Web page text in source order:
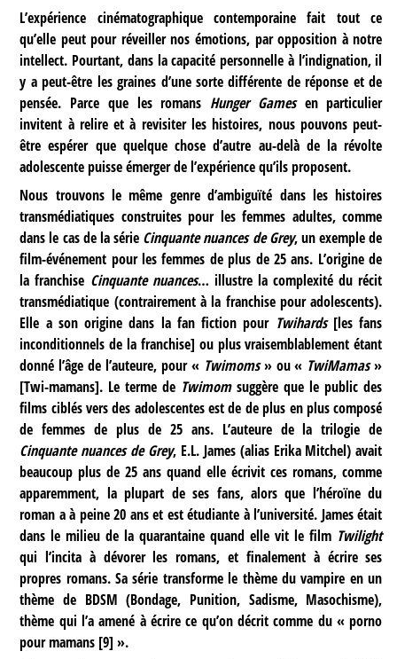
L’expérience cinématographique contemporaine fait tout ce
qu’elle peut pour réveiller nos émotions, par opposition à notre
intellect. Pourtant, dans la capacité personnelle à l’indignation, il
y a peut-être les graines d’une sorte différente de réponse et de
pensée. Parce que les romans Hunger Gamesen particulier
invitent à relire et à revisiter les histoires, nous pouvons peut-
être espérer que quelque chose d’autre au-delà de la révolte
adolescente puisse émerger de l’expérience qu’ils proposent.
Nous trouvons le même genre d’ambiguïté dans les histoires
transmédiatiques construites pour les femmes adultes, comme
dans le cas de la série Cinquante nuances de Grey, un exemple de
film-événement pour les femmes de plus de 25 ans. L’origine de
la franchise Cinquante nuances… illustre la complexité du récit
transmédiatique (contrairement à la franchise pour adolescents).
Elle a son origine dans la fan fiction pour Twihards[les fans
inconditionnels de la franchise] ou plus vraisemblablement étant
donné l’âge de l’auteure, pour « Twimoms» ou « TwiMamas»
[Twi-mamans]. Le terme de Twimomsuggère que le public des
films ciblés vers des adolescentes est de de plus en plus composé
de femmes de plus de 25 ans. L’auteure de la trilogie de
Cinquante nuances de Grey, E.L. James (alias Erika Mitchel) avait
beaucoup plus de 25 ans quand elle écrivit ces romans, comme
apparemment, la plupart de ses fans, alors que l’héroïne du
roman a à peine 20 ans et est étudiante à l’université. James était
dans le milieu de la quarantaine quand elle vit le film Twilight
qui l’incita à dévorer les romans, et finalement à écrire ses
propres romans. Sa série transforme le thème du vampire en un
thème de BDSM (Bondage, Punition, Sadisme, Masochisme),
thème qui l’a amené à écrire ce qu’on décrit comme du « porno
pour mamans [9] ».